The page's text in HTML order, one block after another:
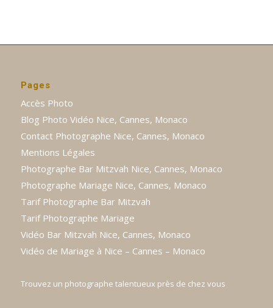
Pages
Accès Photo
Blog Photo Vidéo Nice, Cannes, Monaco
Contact Photographe Nice, Cannes, Monaco
Mentions Légales
Photographe Bar Mitzvah Nice, Cannes, Monaco
Photographe Mariage Nice, Cannes, Monaco
Tarif Photographe Bar Mitzvah
Tarif Photographe Mariage
Vidéo Bar Mitzvah Nice, Cannes, Monaco
Vidéo de Mariage à Nice – Cannes – Monaco
Trouvez un photographe talentueux près de chez vous